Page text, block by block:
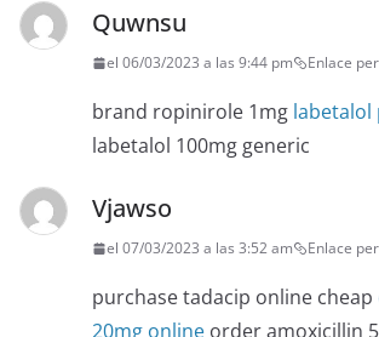
Quwnsu
el 06/03/2023 a las 9:44 pm Enlace
brand ropinirole 1mg labetalol
labetalol 100mg generic
Vjawso
el 07/03/2023 a las 3:52 am Enlace
purchase tadacip online cheap
20mg online order amoxicillin